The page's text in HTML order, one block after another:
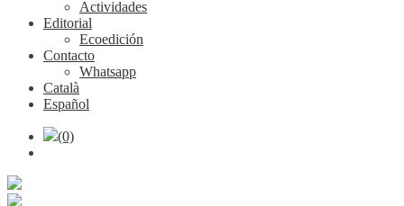
Actividades
Editorial
Ecoedición
Contacto
Whatsapp
Català
Español
(0)